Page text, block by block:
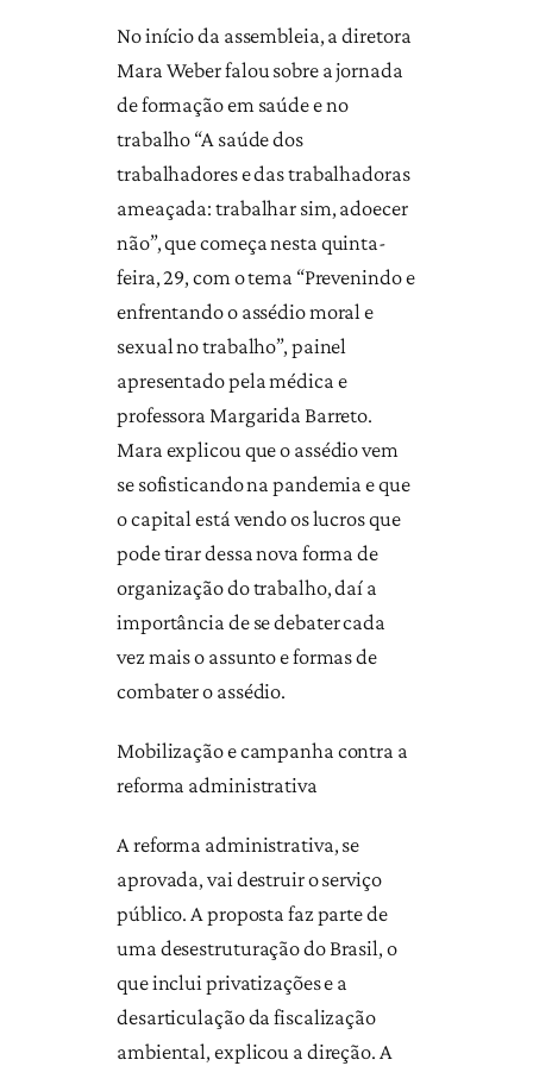
No início da assembleia, a diretora
Mara Weber falou sobre a jornada
de formação em saúde e no
trabalho “A saúde dos
trabalhadores e das trabalhadoras
ameaçada: trabalhar sim, adoecer
não”, que começa nesta quinta-
feira, 29, com o tema “Prevenindo e
enfrentando o assédio moral e
sexual no trabalho”, painel
apresentado pela médica e
professora Margarida Barreto.
Mara explicou que o assédio vem
se sofisticando na pandemia e que
o capital está vendo os lucros que
pode tirar dessa nova forma de
organização do trabalho, daí a
importância de se debater cada
vez mais o assunto e formas de
combater o assédio.
Mobilização e campanha contra a
reforma administrativa
A reforma administrativa, se
aprovada, vai destruir o serviço
público. A proposta faz parte de
uma desestruturação do Brasil, o
que inclui privatizações e a
desarticulação da fiscalização
ambiental, explicou a direção. A